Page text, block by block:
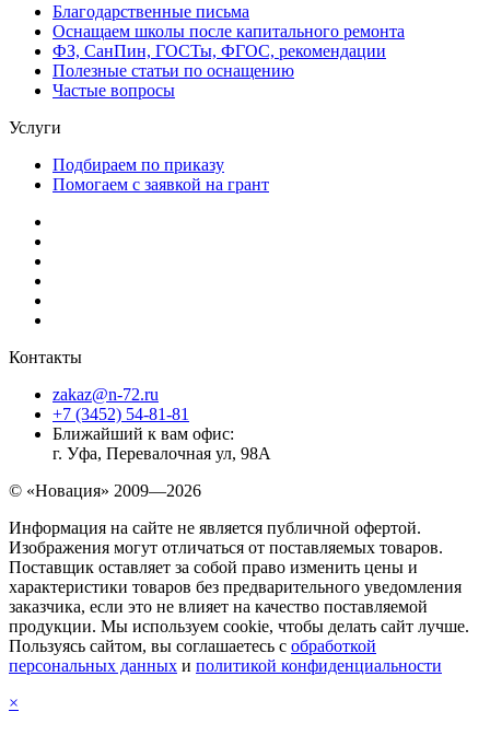
Благодарственные письма
Оснащаем школы после капитального ремонта
ФЗ, СанПин, ГОСТы, ФГОС, рекомендации
Полезные статьи по оснащению
Частые вопросы
Услуги
Подбираем по приказу
Помогаем с заявкой на грант
Контакты
zakaz@n-72.ru
+7 (3452) 54-81-81
Ближайший к вам офис:
г. Уфа, Перевалочная ул, 98А
© «Новация» 2009—2026
Информация на сайте не является публичной офертой.
Изображения могут отличаться от поставляемых товаров.
Поставщик оставляет за собой право изменить цены и
характеристики товаров без предварительного уведомления
заказчика, если это не влияет на качество поставляемой
продукции. Мы используем cookie, чтобы делать сайт лучше.
Пользуясь сайтом, вы соглашаетесь с обработкой
персональных данных и политикой конфиденциальности
×